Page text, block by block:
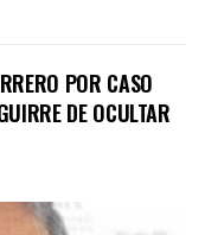
POR CASO
DE OCULTAR